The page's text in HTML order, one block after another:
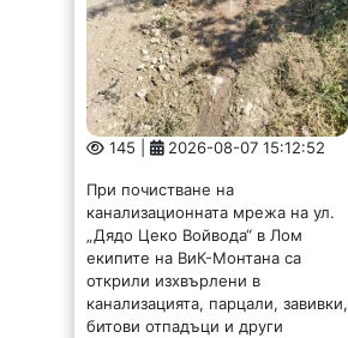
145 | 2026-08-07 15:12:52
При почистване на
канализационната мрежа на ул.
„Дядо Цеко Войвода“ в Лом
екипите на ВиК-Монтана са
открили изхвърлени в
канализацията, парцали, завивки,
битови отпадъци и други